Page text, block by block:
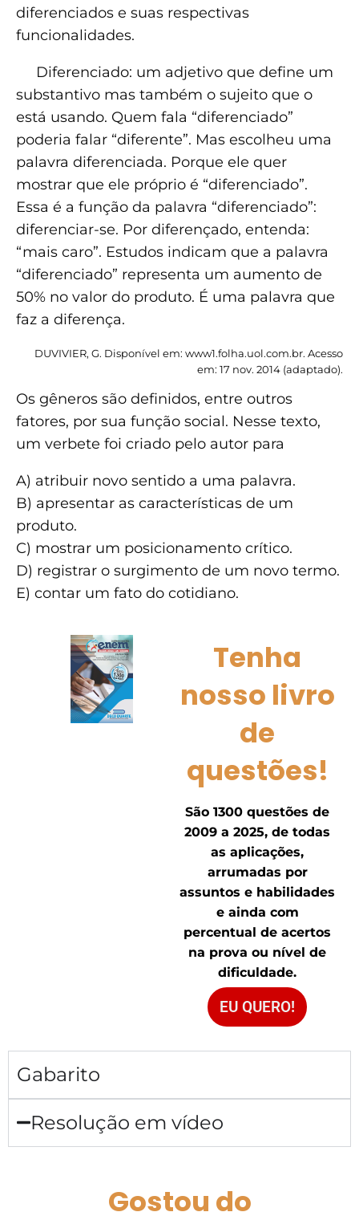
diferenciados e suas respectivas
funcionalidades.
Diferenciado: um adjetivo que define um
substantivo mas também o sujeito que o
está usando. Quem fala “diferenciado”
poderia falar “diferente”. Mas escolheu uma
palavra diferenciada. Porque ele quer
mostrar que ele próprio é “diferenciado”.
Essa é a função da palavra “diferenciado”:
diferenciar-se. Por diferençado, entenda:
“mais caro”. Estudos indicam que a palavra
“diferenciado” representa um aumento de
50% no valor do produto. É uma palavra que
faz a diferença.
DUVIVIER, G. Disponível em: www1.folha.uol.com.br. Acesso
em: 17 nov. 2014 (adaptado).
Os gêneros são definidos, entre outros
fatores, por sua função social. Nesse texto,
um verbete foi criado pelo autor para
A) atribuir novo sentido a uma palavra.
B) apresentar as características de um
produto.
C) mostrar um posicionamento crítico.
D) registrar o surgimento de um novo termo.
E) contar um fato do cotidiano.
Tenha
nosso livro
de
questões!
São 1300 questões de
2009 a 2025, de todas
as aplicações,
arrumadas por
assuntos e habilidades
e ainda com
percentual de acertos
na prova ou nível de
dificuldade.
EU QUERO!
Gabarito
Resolução em vídeo
Gostou do